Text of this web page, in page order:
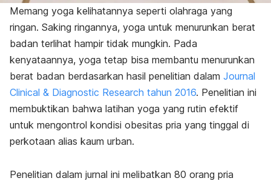
Memang yoga kelihatannya seperti olahraga yang
ringan. Saking ringannya, yoga untuk menurunkan berat
badan terlihat hampir tidak mungkin. Pada
kenyataannya, yoga tetap bisa membantu menurunkan
berat badan berdasarkan hasil penelitian dalam Journal
Clinical & Diagnostic Research tahun 2016. Penelitian ini
membuktikan bahwa latihan yoga yang rutin efektif
untuk mengontrol kondisi obesitas pria yang tinggal di
perkotaan alias kaum urban.
Penelitian dalam jurnal ini melibatkan 80 orang pria